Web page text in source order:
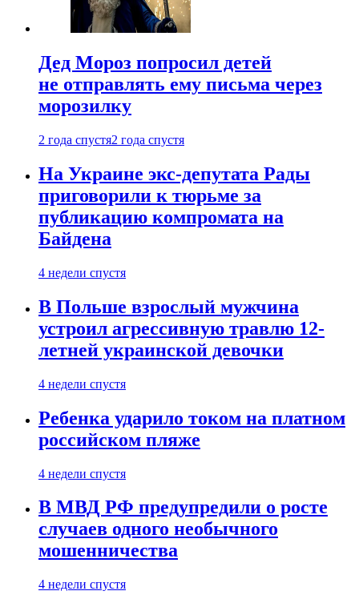
Дед Мороз попросил детей
не отправлять ему письма через
морозилку
2 года спустя2 года спустя
На Украине экс-депутата Рады
приговорили к тюрьме за
публикацию компромата на
Байдена
4 недели спустя
В Польше взрослый мужчина
устроил агрессивную травлю 12-
летней украинской девочки
4 недели спустя
Ребенка ударило током на платном
российском пляже
4 недели спустя
В МВД РФ предупредили о росте
случаев одного необычного
мошенничества
4 недели спустя